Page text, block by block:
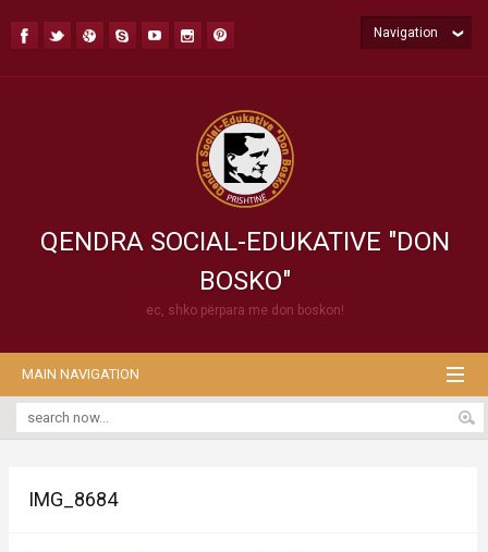
QENDRA SOCIAL-EDUKATIVE "DON
BOSKO"
ec, shko përpara me don boskon!
Navigation
MAIN NAVIGATION
IMG_8684